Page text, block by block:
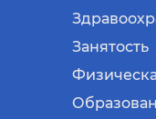
Занятость